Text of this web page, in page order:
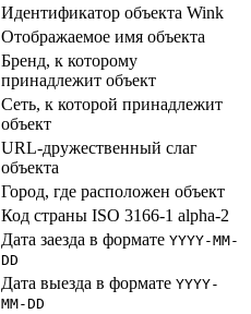
Идентификатор объекта Wink
Отображаемое имя объекта
Бренд, к которому
принадлежит объект
Сеть, к которой принадлежит
объект
URL-дружественный слаг
объекта
Город, где расположен объект
Код страны ISO 3166-1 alpha-2
Дата заезда в формате YYYY-MM-
DD
Дата выезда в формате YYYY-
MM-DD